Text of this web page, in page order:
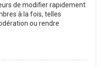
de modifier rapidement
à la fois, telles
ou rendre